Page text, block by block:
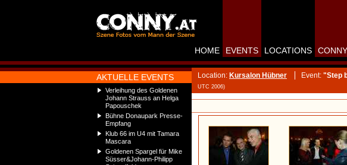
AKTUELLE EVENTS
Verleihung des Goldenen
Johann Strauss an Helga
Papouschek
Bühne Donaupark Presse-
Empfang
Klub 66 im U4 mit Tamara
Mascara
Goldenen Spargel für Mike
Süsser&Johann-Philipp
HOME EVENTS LOCATIONS CONNY
Location: Kursalon Hübner Event: "Step
UTC 2006)